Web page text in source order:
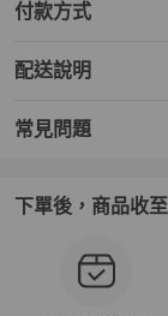
付款方式
配送說明
常見問題
下單後，商品收